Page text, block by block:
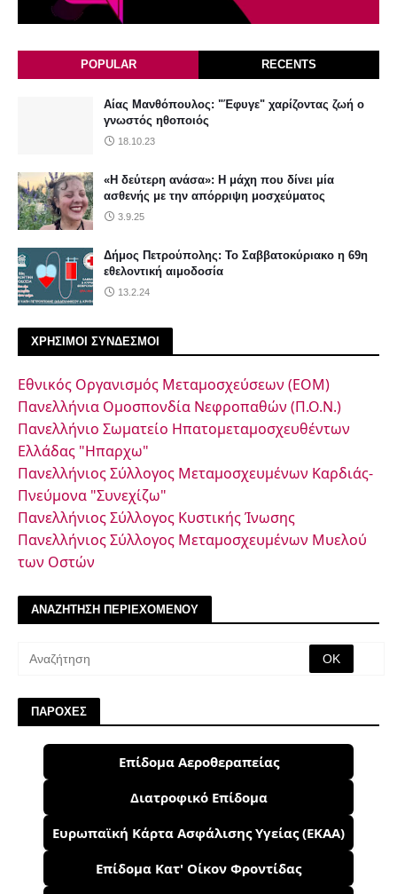
POPULAR RECENTS
Αίας Μανθόπουλος: "Έφυγε" χαρίζοντας ζωή ο
γνωστός ηθοποιός
18.10.23
«Η δεύτερη ανάσα»: Η μάχη που δίνει μία
ασθενής με την απόρριψη μοσχεύματος
3.9.25
Δήμος Πετρούπολης: Το Σαββατοκύριακο η 69η
εθελοντική αιμοδοσία
13.2.24
ΧΡΗΣΙΜΟΙ ΣΥΝΔΕΣΜΟΙ
Εθνικός Οργανισμός Μεταμοσχεύσεων (ΕΟΜ)
Πανελλήνια Ομοσπονδία Νεφροπαθών (Π.Ο.Ν.)
Πανελλήνιο Σωματείο Ηπατομεταμοσχευθέντων
Ελλάδας "Ηπαρχω"
Πανελλήνιος Σύλλογος Μεταμοσχευμένων Καρδιάς-
Πνεύμονα "Συνεχίζω"
Πανελλήνιος Σύλλογος Κυστικής Ίνωσης
Πανελλήνιος Σύλλογος Μεταμοσχευμένων Μυελού
των Οστών
ΑΝΑΖΗΤΗΣΗ ΠΕΡΙΕΧΟΜΕΝΟΥ
ΠΑΡΟΧΕΣ
Επίδομα Αεροθεραπείας
Διατροφικό Επίδομα
Ευρωπαϊκή Κάρτα Ασφάλισης Υγείας (ΕΚΑΑ)
Επίδομα Κατ' Οίκον Φροντίδας